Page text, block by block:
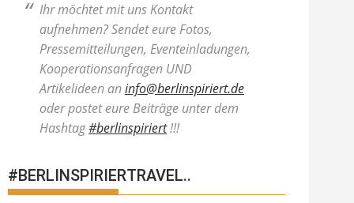
Ihr möchtet mit uns Kontakt
aufnehmen? Sendet eure Fotos,
Pressemitteilungen, Eventeinladungen,
Kooperationsanfragen UND
Artikelideen aninfo@berlinspiriert.de
oder postet eure Beiträge unter dem
Hashtag#berlinspiriert!!!
#BERLINSPIRIERTRAVEL..